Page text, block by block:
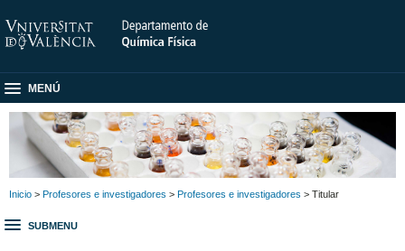
MENÚ
Inicio > Profesores e investigadores > Profesores e investigadores > Titular
SUBMENU